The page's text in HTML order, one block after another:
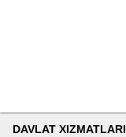
DAVLAT XIZMATLARI